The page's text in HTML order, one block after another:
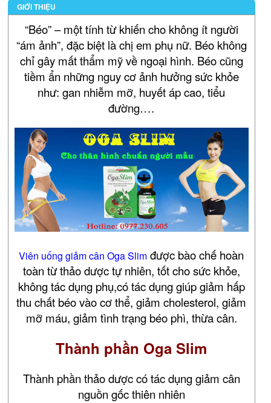
GIỚI THIỆU
“Béo” – một tính từ khiến cho không ít người
“ám ảnh”, đặc biệt là chị em phụ nữ. Béo không
chỉ gây mất thẩm mỹ về ngoại hình. Béo cũng
tiềm ẩn những nguy cơ ảnh hưởng sức khỏe
như: gan nhiễm mỡ, huyết áp cao, tiểu
đường….
Viên uống giảm cân Oga Slim được bào chế hoàn
toàn từ thảo dược tự nhiên, tốt cho sức khỏe,
không tác dụng phụ,có tác dụng giúp giảm hấp
thu chất béo vào cơ thể, giảm cholesterol, giảm
mỡ máu, giảm tình trạng béo phì, thừa cân.
Thành phần Oga Slim
Thành phần thảo dược có tác dụng giảm cân
nguồn gốc thiên nhiên